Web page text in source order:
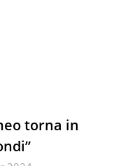
torna in